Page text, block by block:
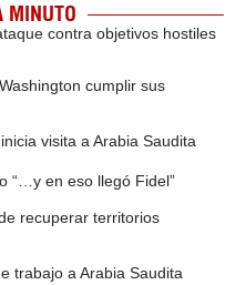
MINUTO
contra objetivos hostiles
cumplir sus
visita a Arabia Saudita
“…y en eso llegó Fidel”
recuperar territorios
trabajo a Arabia Saudita